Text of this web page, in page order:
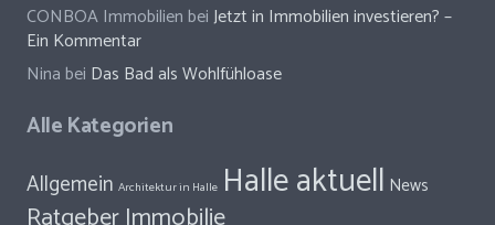
CONBOA ImmobilienbeiJetzt in Immobilien investieren? –
Ein Kommentar
Ninabei Das Bad als Wohlfühloase
Alle Kategorien
Allgemein Architektur in Halle Halle aktuell News